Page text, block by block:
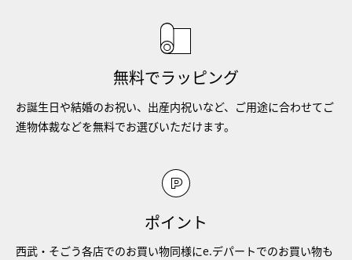
無料でラッピング
お誕生日や結婚のお祝い、出産内祝いなど、ご用途に合わせてご
進物体裁などを無料でお選びいただけます。
ポイント
西武・そごう各店でのお買い物同様にe.デパートでのお買い物も